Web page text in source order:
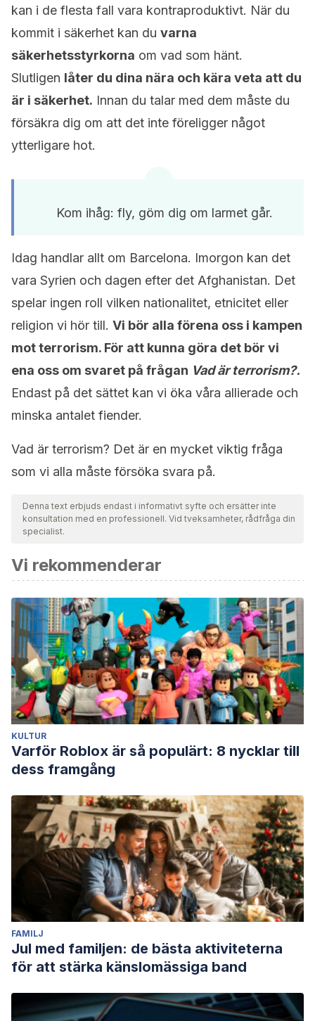
kan i de flesta fall vara kontraproduktivt. När du
kommit i säkerhet kan du varna
säkerhetsstyrkorna om vad som hänt.
Slutligen låter du dina nära och kära veta att du
är i säkerhet. Innan du talar med dem måste du
försäkra dig om att det inte föreligger något
ytterligare hot.
Kom ihåg: fly, göm dig om larmet går.
Idag handlar allt om Barcelona. Imorgon kan det
vara Syrien och dagen efter det Afghanistan. Det
spelar ingen roll vilken nationalitet, etnicitet eller
religion vi hör till. Vi bör alla förena oss i kampen
mot terrorism. För att kunna göra det bör vi
ena oss om svaret på frågan Vad är terrorism?.
Endast på det sättet kan vi öka våra allierade och
minska antalet fiender.
Vad är terrorism? Det är en mycket viktig fråga
som vi alla måste försöka svara på.
Denna text erbjuds endast i informativt syfte och ersätter inte
konsultation med en professionell. Vid tveksamheter, rådfråga din
specialist.
Vi rekommenderar
KULTUR
Varför Roblox är så populärt: 8 nycklar till
dess framgång
FAMILJ
Jul med familjen: de bästa aktiviteterna
för att stärka känslomässiga band